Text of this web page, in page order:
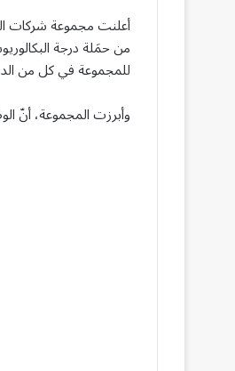
أعلنت مجموعة شركات
من حمَلة درجة
للمجموعة في كل من
وأبرزت المجموعة، أنّ